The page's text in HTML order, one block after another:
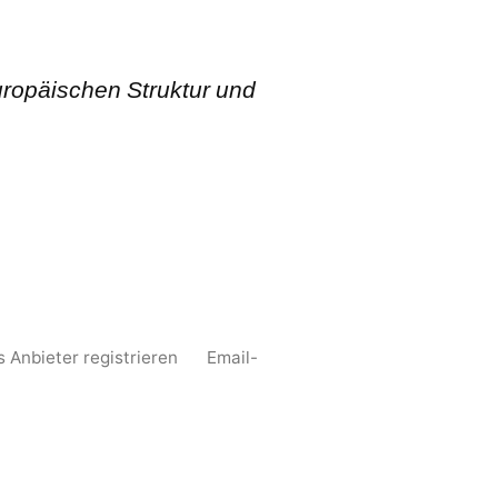
Struktur und
Anbieter registrieren
Email-